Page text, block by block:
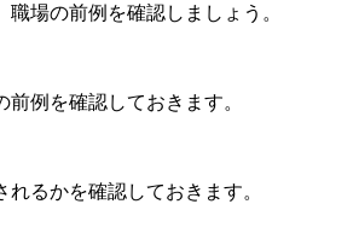
場の前例を確認しましょう。
例を確認しておきます。
るかを確認しておきます。